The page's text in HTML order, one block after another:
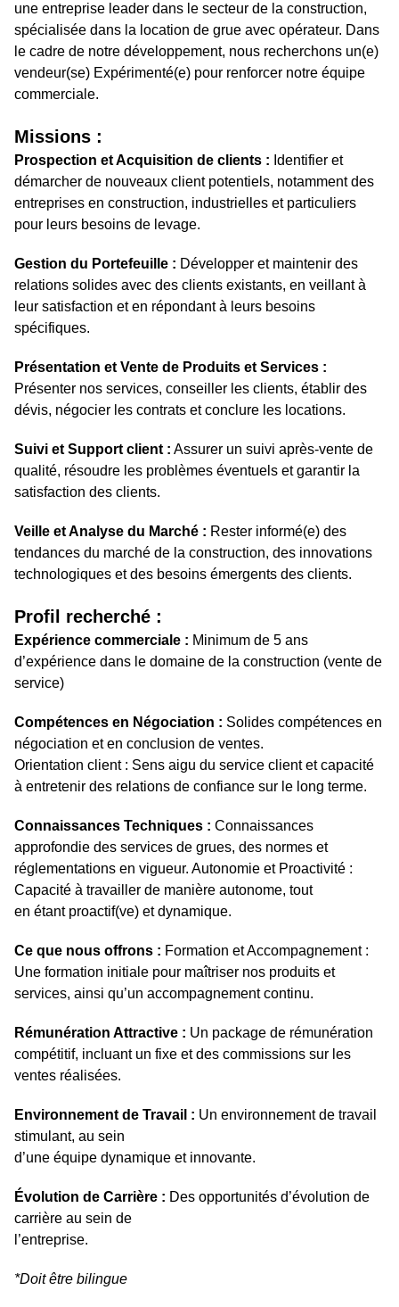
une entreprise leader dans le secteur de la construction,
spécialisée dans la location de grue avec opérateur. Dans
le cadre de notre développement, nous recherchons un(e)
vendeur(se) Expérimenté(e) pour renforcer notre équipe
commerciale.
Missions :
Prospection et Acquisition de clients : Identifier et
démarcher de nouveaux client potentiels, notamment des
entreprises en construction, industrielles et particuliers
pour leurs besoins de levage.
Gestion du Portefeuille : Développer et maintenir des
relations solides avec des clients existants, en veillant à
leur satisfaction et en répondant à leurs besoins
spécifiques.
Présentation et Vente de Produits et Services :
Présenter nos services, conseiller les clients, établir des
dévis, négocier les contrats et conclure les locations.
Suivi et Support client : Assurer un suivi après-vente de
qualité, résoudre les problèmes éventuels et garantir la
satisfaction des clients.
Veille et Analyse du Marché : Rester informé(e) des
tendances du marché de la construction, des innovations
technologiques et des besoins émergents des clients.
Profil recherché :
Expérience commerciale : Minimum de 5 ans
d’expérience dans le domaine de la construction (vente de
service)
Compétences en Négociation : Solides compétences en
négociation et en conclusion de ventes.
Orientation client : Sens aigu du service client et capacité
à entretenir des relations de confiance sur le long terme.
Connaissances Techniques : Connaissances
approfondie des services de grues, des normes et
réglementations en vigueur. Autonomie et Proactivité :
Capacité à travailler de manière autonome, tout
en étant proactif(ve) et dynamique.
Ce que nous offrons : Formation et Accompagnement :
Une formation initiale pour maîtriser nos produits et
services, ainsi qu’un accompagnement continu.
Rémunération Attractive : Un package de rémunération
compétitif, incluant un fixe et des commissions sur les
ventes réalisées.
Environnement de Travail : Un environnement de travail
stimulant, au sein
d’une équipe dynamique et innovante.
Évolution de Carrière : Des opportunités d’évolution de
carrière au sein de
l’entreprise.
*Doit être bilingue